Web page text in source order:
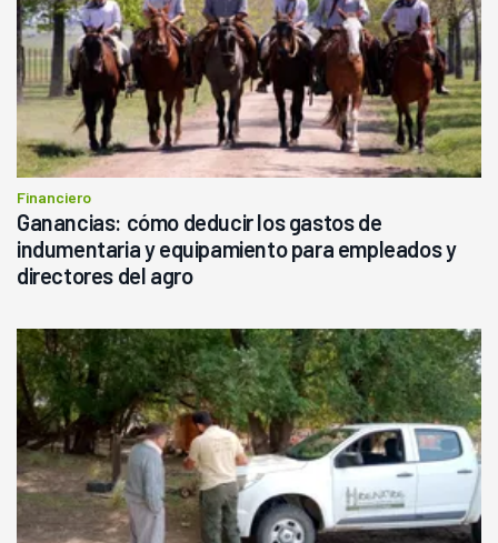
Financiero
Ganancias: cómo deducir los gastos de
indumentaria y equipamiento para empleados y
directores del agro